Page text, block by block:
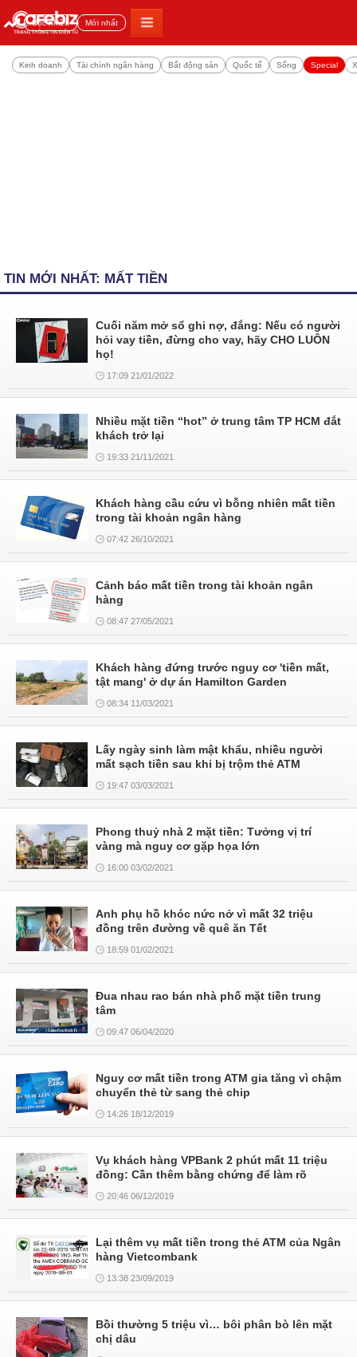
Đọc nhiều Mới nhất
Kinh doanh Tài chính ngân hàng Bất động sản Quốc tế Sống Special
TIN MỚI NHẤT: MẤT TIỀN
Cuối năm mở sổ ghi nợ, đắng: Nếu có người
hỏi vay tiền, đừng cho vay, hãy CHO LUÔN
họ!
17:09 21/01/2022
Nhiều mặt tiền “hot” ở trung tâm TP HCM đắt
khách trở lại
19:33 21/11/2021
Khách hàng cầu cứu vì bỗng nhiên mất tiền
trong tài khoản ngân hàng
07:42 26/10/2021
Cảnh báo mất tiền trong tài khoản ngân
hàng
08:47 27/05/2021
Khách hàng đứng trước nguy cơ 'tiền mất,
tật mang' ở dự án Hamilton Garden
08:34 11/03/2021
Lấy ngày sinh làm mật khẩu, nhiều người
mất sạch tiền sau khi bị trộm thẻ ATM
19:47 03/03/2021
Phong thuỷ nhà 2 mặt tiền: Tưởng vị trí
vàng mà nguy cơ gặp họa lớn
16:00 03/02/2021
Anh phụ hồ khóc nức nở vì mất 32 triệu
đồng trên đường về quê ăn Tết
18:59 01/02/2021
Đua nhau rao bán nhà phố mặt tiền trung
tâm
09:47 06/04/2020
Nguy cơ mất tiền trong ATM gia tăng vì chậm
chuyển thẻ từ sang thẻ chip
14:26 18/12/2019
Vụ khách hàng VPBank 2 phút mất 11 triệu
đồng: Cần thêm bằng chứng để làm rõ
20:46 06/12/2019
Lại thêm vụ mất tiền trong thẻ ATM của Ngân
hàng Vietcombank
13:38 23/09/2019
Bồi thường 5 triệu vì… bôi phân bò lên mặt
chị dâu